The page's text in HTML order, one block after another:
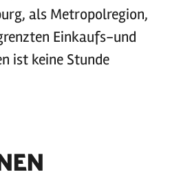
als Metropolregion,
Einkaufs-und
ist keine Stunde